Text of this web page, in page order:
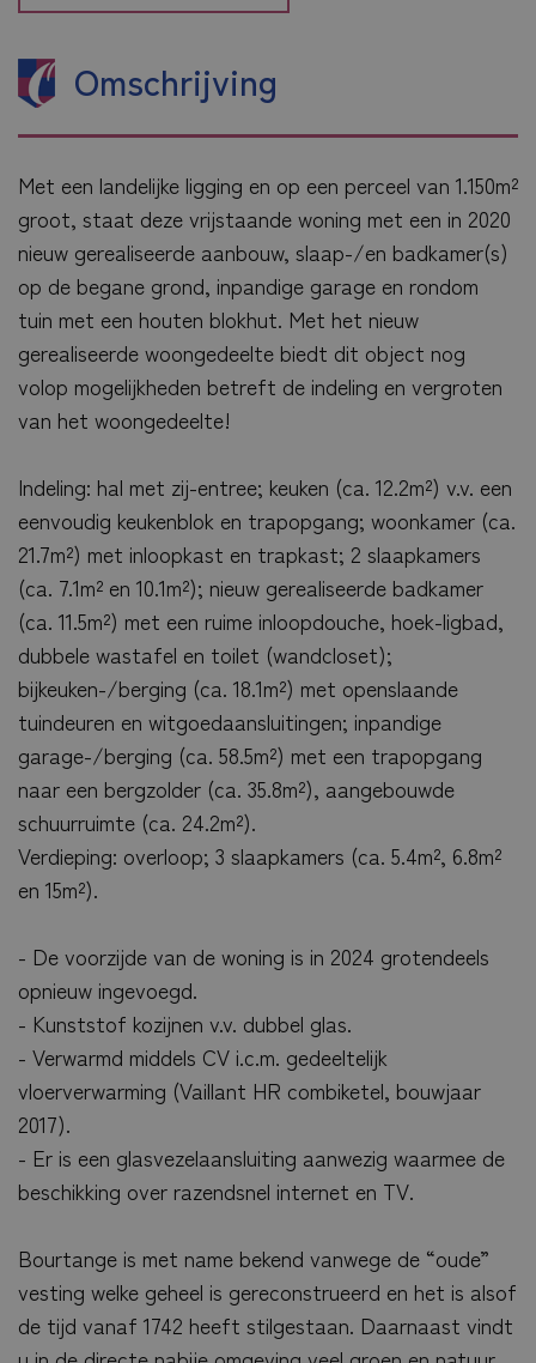
Omschrijving
Met een landelijke ligging en op een perceel van 1.150m²
groot, staat deze vrijstaande woning met een in 2020
nieuw gerealiseerde aanbouw, slaap-/en badkamer(s)
op de begane grond, inpandige garage en rondom
tuin met een houten blokhut. Met het nieuw
gerealiseerde woongedeelte biedt dit object nog
volop mogelijkheden betreft de indeling en vergroten
van het woongedeelte!
Indeling: hal met zij-entree; keuken (ca. 12.2m²) v.v. een
eenvoudig keukenblok en trapopgang; woonkamer (ca.
21.7m²) met inloopkast en trapkast; 2 slaapkamers
(ca. 7.1m² en 10.1m²); nieuw gerealiseerde badkamer
(ca. 11.5m²) met een ruime inloopdouche, hoek-ligbad,
dubbele wastafel en toilet (wandcloset);
bijkeuken-/berging (ca. 18.1m²) met openslaande
tuindeuren en witgoedaansluitingen; inpandige
garage-/berging (ca. 58.5m²) met een trapopgang
naar een bergzolder (ca. 35.8m²), aangebouwde
schuurruimte (ca. 24.2m²).
Verdieping: overloop; 3 slaapkamers (ca. 5.4m², 6.8m²
en 15m²).
- De voorzijde van de woning is in 2024 grotendeels
opnieuw ingevoegd.
- Kunststof kozijnen v.v. dubbel glas.
- Verwarmd middels CV i.c.m. gedeeltelijk
vloerverwarming (Vaillant HR combiketel, bouwjaar
2017).
- Er is een glasvezelaansluiting aanwezig waarmee de
beschikking over razendsnel internet en TV.
Bourtange is met name bekend vanwege de “oude”
vesting welke geheel is gereconstrueerd en het is alsof
de tijd vanaf 1742 heeft stilgestaan. Daarnaast vindt